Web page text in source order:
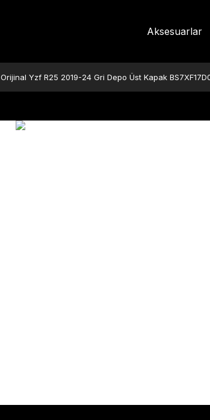
Aksesuarlar
Orijinal Yzf R25 2019-24 Gri Depo Üst Kapak